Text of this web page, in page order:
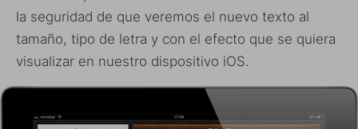
la seguridad de que veremos el nuevo texto al
tamaño, tipo de letra y con el efecto que se quiera
visualizar en nuestro dispositivo iOS.